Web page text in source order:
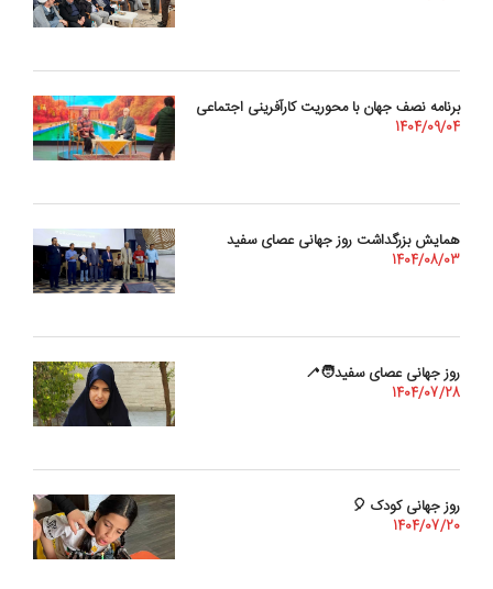
برنامه نصف جهان با محوریت کارآفرینی اجتماعی
1404/09/04
همایش بزرگداشت روز جهانی عصای سفید
1404/08/03
روز جهانی عصای سفید🧑‍🦯
1404/07/28
روز جهانی کودک 🎈
1404/07/20